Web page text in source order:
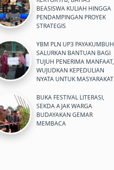
BEASISWA KULIAH HINGGA
PENDAMPINGAN PROYEK
STRATEGIS
YBM PLN UP3 PAYAKUMBUH
SALURKAN BANTUAN BAGI
TUJUH PENERIMA MANFAAT,
WUJUDKAN KEPEDULIAN
NYATA UNTUK MASYARAKAT
BUKA FESTIVAL LITERASI,
SEKDA AJAK WARGA
BUDAYAKAN GEMAR
MEMBACA